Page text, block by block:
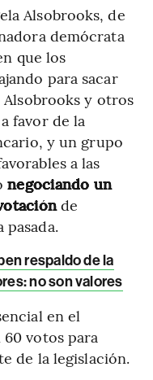
Alsobrooks, de
demócrata
que los
para sacar
y otros
favor de la
y un grupo
a las
negociando un
de
respaldo de la
no son valores
en el
votos para
de la legislación.